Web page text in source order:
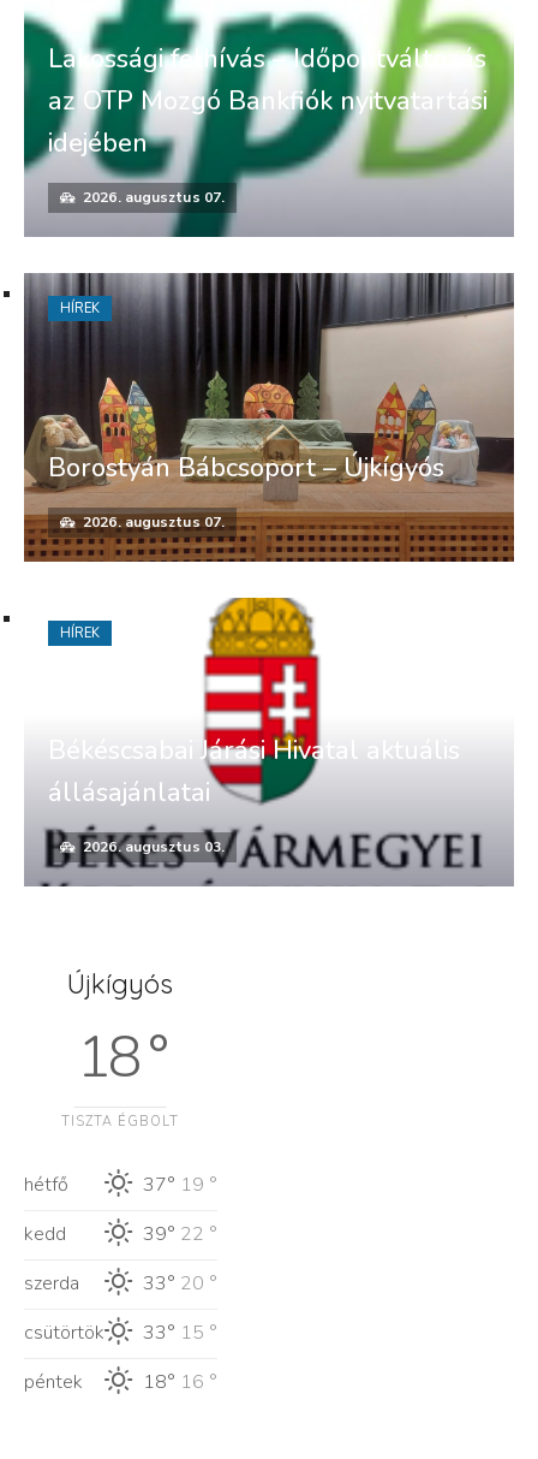
Lakossági felhívás – Időpontváltozás
az OTP Mozgó Bankfiók nyitvatartási
idejében
2026. augusztus 07.
Borostyán Bábcsoport – Újkígyós
2026. augusztus 07.
HÍREK
Békéscsabai Járási Hivatal aktuális
állásajánlatai
2026. augusztus 03.
HÍREK
Újkígyós
18 °
TISZTA ÉGBOLT
hétfő 37° 19 °
kedd
39° 22 °
szerda
33° 20 °
csütörtök
33° 15 °
péntek
18° 16 °